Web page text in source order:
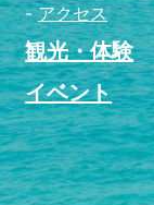
アクセス
観光・体験
イベント